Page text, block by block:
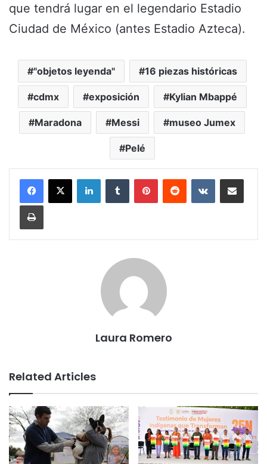
que tendrá lugar en el legendario Estadio
Ciudad de México (antes Estadio Azteca).
"objetos leyenda" 16 piezas históricas
cdmx exposición Kylian Mbappé
Maradona Messi museo Jumex
Pelé
LinkedInTumblr PinterestReddit VKontakteShare via Email
Print
Laura Romero
Related Articles